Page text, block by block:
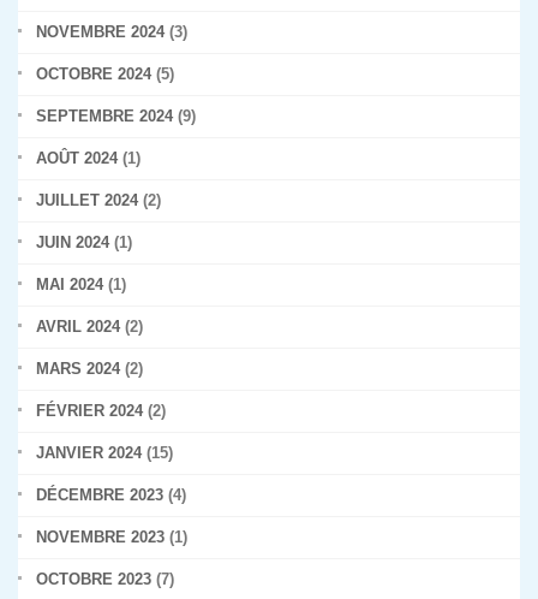
NOVEMBRE 2024(3)
OCTOBRE 2024(5)
SEPTEMBRE 2024(9)
AOÛT 2024(1)
JUILLET 2024(2)
JUIN 2024(1)
MAI 2024(1)
AVRIL 2024(2)
MARS 2024(2)
FÉVRIER 2024(2)
JANVIER 2024(15)
DÉCEMBRE 2023 (4)
NOVEMBRE 2023 (1)
OCTOBRE 2023 (7)